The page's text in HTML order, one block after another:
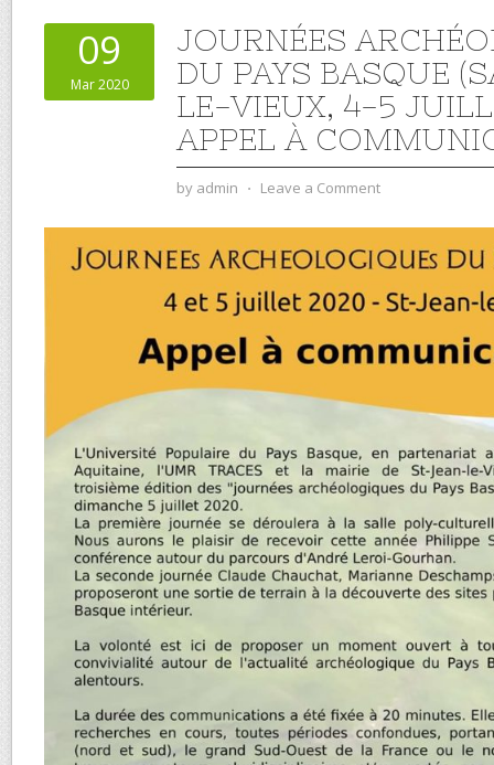
09
Mar 2020
JOURNÉES
DU PAYS BASQUE
LE-VIEUX, 4-5
APPEL À
by admin ⋅ Leave a Comment